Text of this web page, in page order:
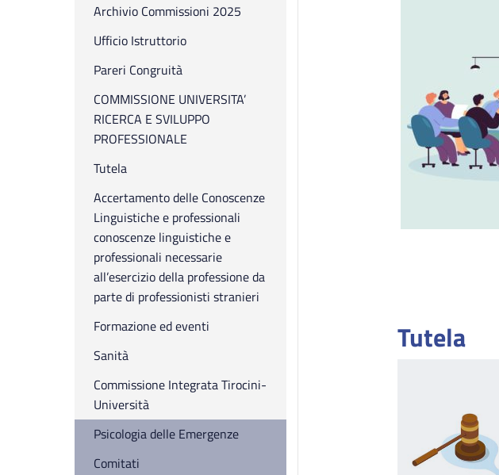
Archivio Commissioni 2025
Ufficio Istruttorio
Pareri Congruità
COMMISSIONE UNIVERSITA’
RICERCA E SVILUPPO
PROFESSIONALE
Tutela
Accertamento delle Conoscenze
Linguistiche e professionali
conoscenze linguistiche e
professionali necessarie
all’esercizio della professione da
parte di professionisti stranieri
Formazione ed eventi
Sanità
Commissione Integrata Tirocini-
Università
Psicologia delle Emergenze
Comitati
Tutela